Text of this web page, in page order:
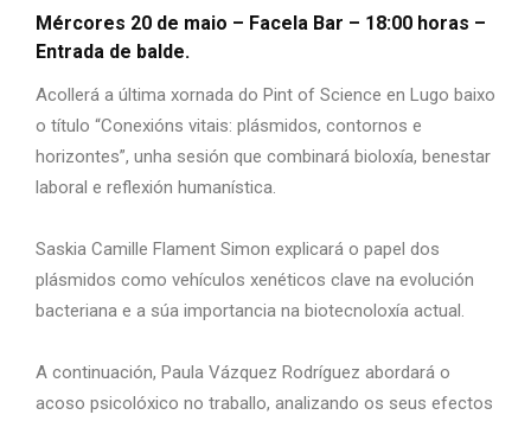
Mércores 20 de maio – Facela Bar – 18:00 horas –
Entrada de balde.
Acollerá a última xornada do Pint of Science en Lugo baixo
o título “Conexións vitais: plásmidos, contornos e
horizontes”, unha sesión que combinará bioloxía, benestar
laboral e reflexión humanística.
Saskia Camille Flament Simon explicará o papel dos
plásmidos como vehículos xenéticos clave na evolución
bacteriana e a súa importancia na biotecnoloxía actual.
A continuación, Paula Vázquez Rodríguez abordará o
acoso psicolóxico no traballo, analizando os seus efectos